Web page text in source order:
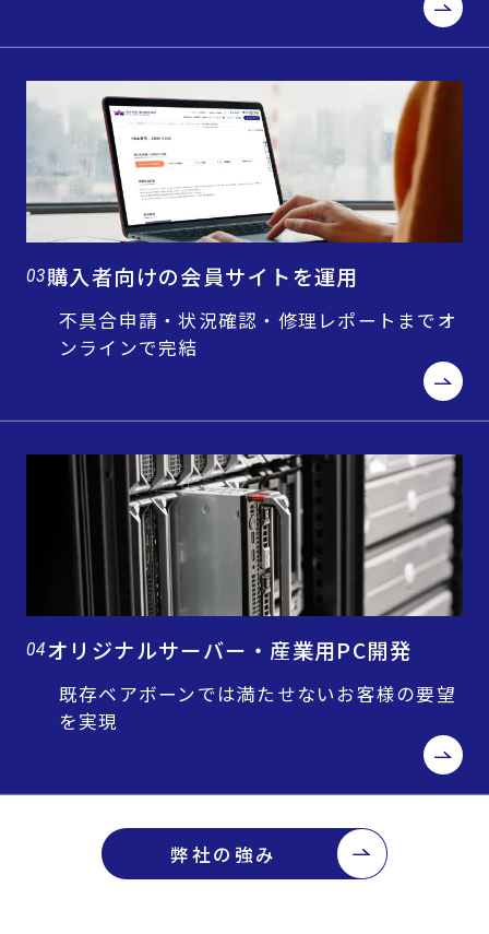
03購入者向けの会員サイトを運用
不具合申請・状況確認・修理レポートまでオ
ンラインで完結
04オリジナルサーバー・産業用PC開発
既存ベアボーンでは満たせないお客様の要望
を実現
弊社の強み